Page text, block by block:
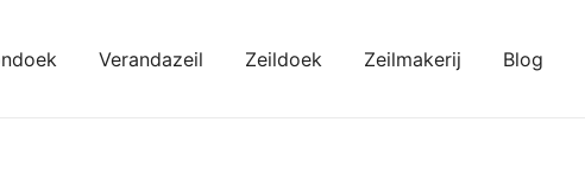
Verandazeil Zeildoek Zeilmakerij Blog